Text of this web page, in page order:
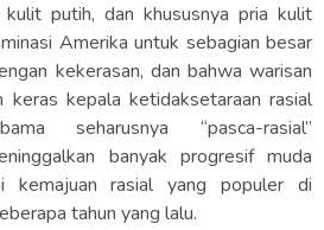
putih, dan khususnya pria kulit
Amerika untuk sebagian besar
kekerasan, dan bahwa warisan
keras kepala ketidaksetaraan rasial
seharusnya “pasca-rasial”
banyak progresif muda
kemajuan rasial yang populer di
tahun yang lalu.